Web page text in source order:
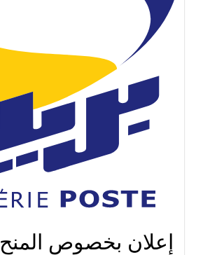
إعلان بخصوص المنح